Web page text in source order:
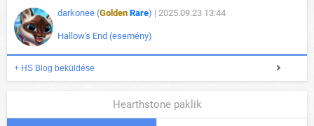
darkonee (Golden Rare) | 2025.09.23 13:44
Hallow's End (esemény)
+ HS Blog beküldése
Hearthstone paklik